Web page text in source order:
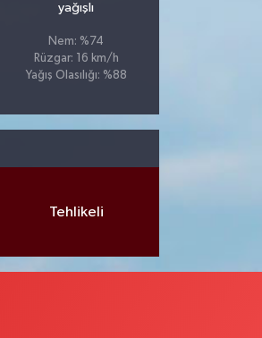
yağışlı
Nem: %74
Rüzgar: 16 km/h
Yağış Olasılığı: %88
Tehlikeli